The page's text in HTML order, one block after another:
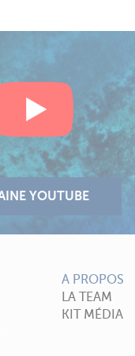
A PROPOS
LA TEAM
KIT MÉDIA